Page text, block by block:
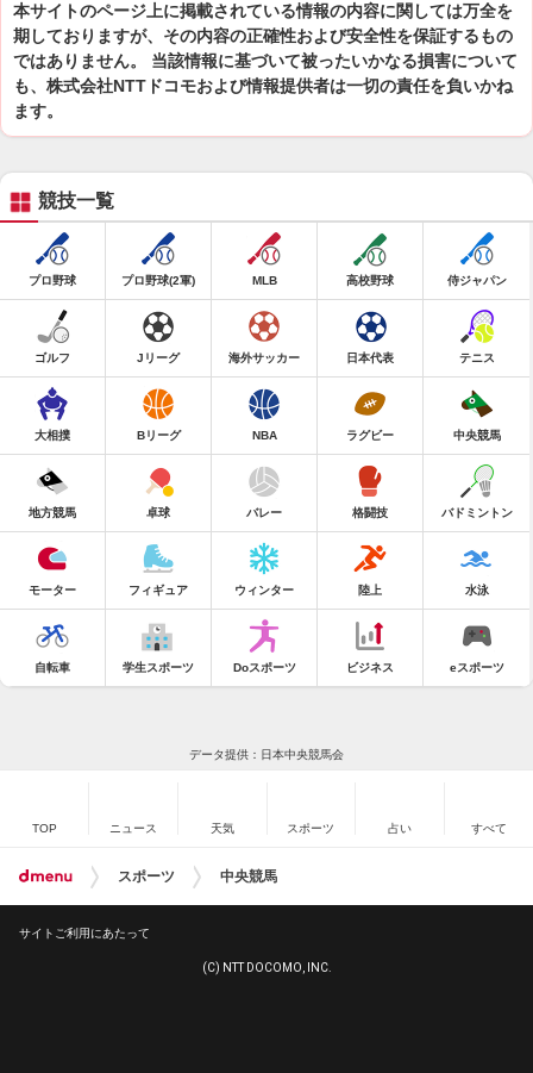
本サイトのページ上に掲載されている情報の内容に関しては万全を
期しておりますが、その内容の正確性および安全性を保証するもの
ではありません。 当該情報に基づいて被ったいかなる損害について
も、株式会社NTTドコモおよび情報提供者は一切の責任を負いかね
ます。
競技一覧
プロ野球 プロ野球(2軍) MLB 高校野球 侍ジャパン
ゴルフ Jリーグ 海外サッカー 日本代表 テニス
大相撲 Bリーグ NBA ラグビー 中央競馬
地方競馬 卓球 バレー 格闘技 バドミントン
モーター フィギュア ウィンター 陸上 水泳
自転車 学生スポーツ Doスポーツ ビジネス eスポーツ
データ提供：日本中央競馬会
TOP ニュース 天気 スポーツ 占い すべて
スポーツ 中央競馬
サイトご利用にあたって
(C) NTT DOCOMO, INC.